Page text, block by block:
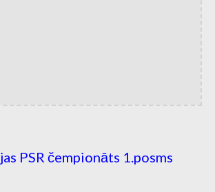
PSR čempionāts 1.posms